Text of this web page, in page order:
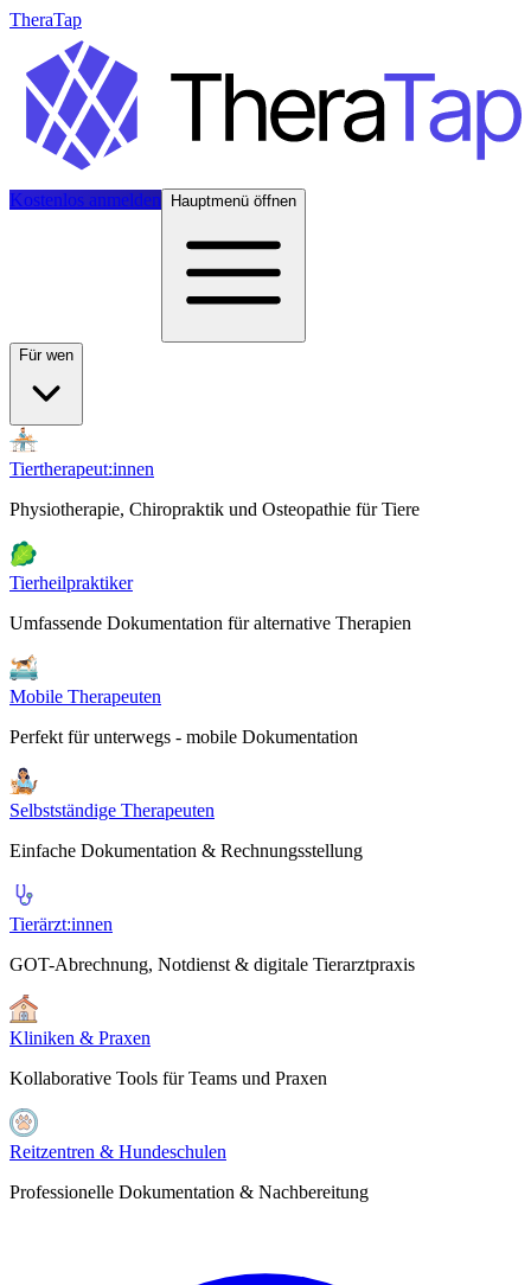
TheraTap
Kostenlos anmelden Hauptmenü öffnen
Für wen
Tiertherapeut:innen
Physiotherapie, Chiropraktik und Osteopathie für Tiere
Tierheilpraktiker
Umfassende Dokumentation für alternative Therapien
Mobile Therapeuten
Perfekt für unterwegs - mobile Dokumentation
Selbstständige Therapeuten
Einfache Dokumentation & Rechnungsstellung
Tierärzt:innen
GOT-Abrechnung, Notdienst & digitale Tierarztpraxis
Kliniken & Praxen
Kollaborative Tools für Teams und Praxen
Reitzentren & Hundeschulen
Professionelle Dokumentation & Nachbereitung